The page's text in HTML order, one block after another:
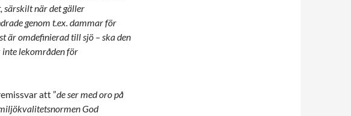
särskilt när det gäller
genom t.ex. dammar för
är omdefinierad till sjö – ska den
inte lekområden för
att ”de ser med oro på
God